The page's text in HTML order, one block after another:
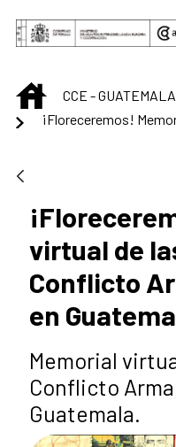
Saltar al contenido
INICIOCCE - GUATEMALA
virtual de
Conflicto
en
Memorial
Conflicto
Guatemala.